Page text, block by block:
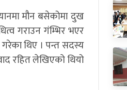
मौन बसेकोमा दुख
गराउन गंम्भिर भएर
गरेका थिए । पन्त सदस्य
रहित लेखिएको थियो